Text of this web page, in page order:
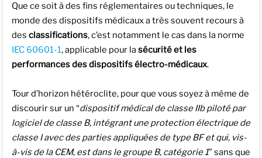
Que ce soit à des fins réglementaires ou techniques, le
monde des dispositifs médicaux a très souvent recours à
des classifications, c’est notamment le cas dans la norme
IEC 60601-1, applicable pour la sécurité et les
performances des dispositifs électro-médicaux.
Tour d’horizon hétéroclite, pour que vous soyez à même de
discourir sur un “dispositif médical de classe IIb piloté par
logiciel de classe B, intégrant une protection électrique de
classe I avec des parties appliquées de type BF et qui, vis-
à-vis de la CEM, est dans le groupe B, catégorie 1” sans que